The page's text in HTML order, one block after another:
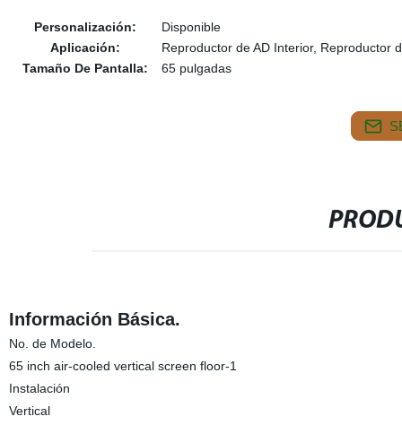
Personalización:
Disponible
Aplicación:
Reproductor de AD Interior, Reproductor
Tamaño De Pantalla:
65 pulgadas
Información Básica.
No. de Modelo.
65 inch air-cooled vertical screen floor-1
Instalación
Vertical